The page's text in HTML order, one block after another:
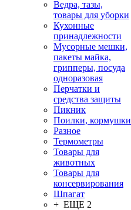
Ведра, тазы,
товары для уборки
Кухонные
принадлежности
Мусорные мешки,
пакеты майка,
грипперы, посуда
одноразовая
Перчатки и
средства защиты
Пикник
Поилки, кормушки
Разное
Термометры
Товары для
животных
Товары для
консервирования
Шпагат
+ ЕЩЕ 2